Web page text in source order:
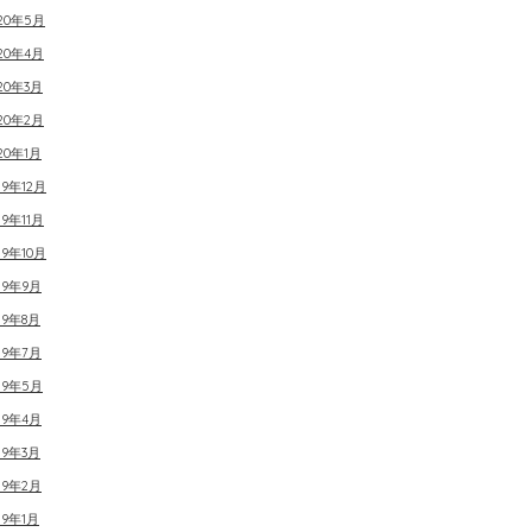
年5月
年4月
年3月
年2月
年1月
年12月
年11月
年10月
年9月
年8月
年7月
年5月
年4月
年3月
年2月
年1月